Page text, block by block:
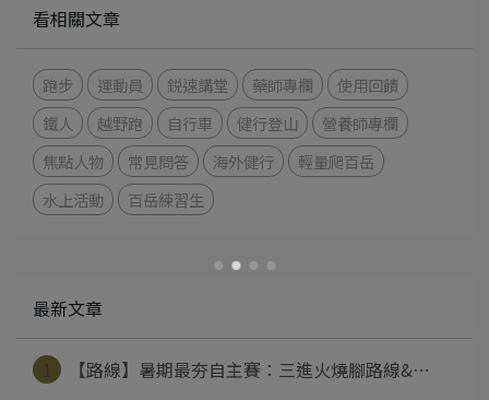
看相關文章
跑步 運動員 鋭速講堂 藥師專欄
使用回饋
鐵人
越野跑 自行車 健行登山
營養師專欄
焦點人物
常見問答 海外健行
輕量爬百岳
水上活動
百岳練習生
最新文章
【路線】暑期最夯自主賽：三進火燒腳路線&⋯